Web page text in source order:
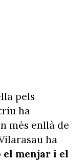
pels
ha
més enllà de
ha
el menjar i el